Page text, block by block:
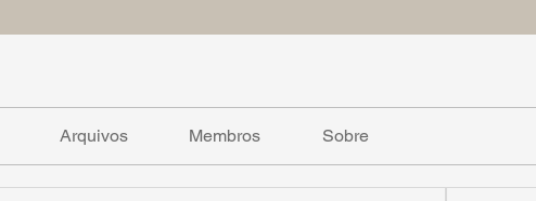
Arquivos Membros Sobre